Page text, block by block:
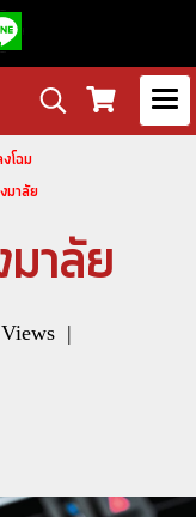
โฉม
มาลัย
าลัย
|